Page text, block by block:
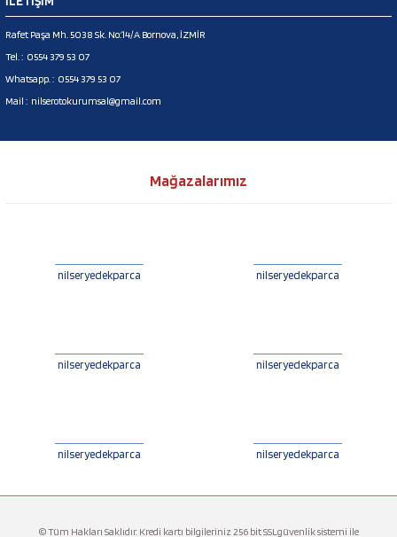
Rafet Paşa Mh. 5038 Sk. No:14/A Bornova, İZMİR
Tel. : 0554 379 53 07
Whatsapp. : 0554 379 53 07
Mail : nilserotokurumsal@gmail.com
Mağazalarımız
nilseryedekparca nilseryedekparca
nilseryedekparca nilseryedekparca
nilseryedekparca nilseryedekparca
© Tüm Hakları Saklıdır. Kredi kartı bilgileriniz 256 bit SSLgüvenlik sistemi ile